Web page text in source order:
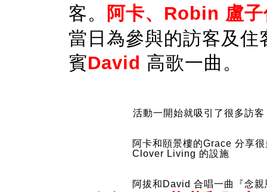
客。
阿卡、 Robin 盧
當日 為參與的訪客及住
賓David 高歌一曲。
活動一開始就吸引了很多訪
阿卡和頤景樓的Grace 分享很
Clover Living 的設施
阿拔和David 合唱一曲『念親